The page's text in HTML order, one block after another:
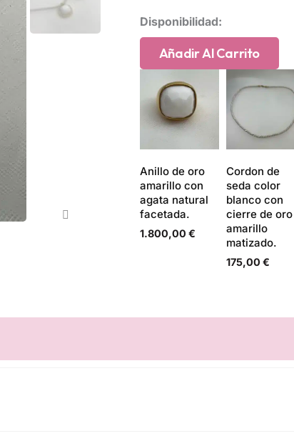
Disponibilidad:
Colgante
amarillo
agata
natural
blanca
facetada.
Añadir Al Carrito
Anillo de oro
amarillo con
agata natural
facetada.
1.800,00 €
Cordon de
seda color
blanco con
cierre de oro
amarillo
matizado.
175,00€